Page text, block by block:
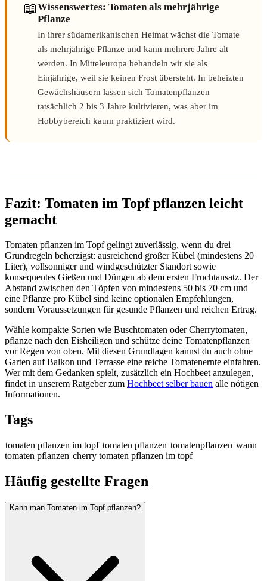
📖Wissenswertes: Tomaten als mehrjährige
Pflanze
In ihrer südamerikanischen Heimat wächst die Tomate
als mehrjährige Pflanze und kann mehrere Jahre alt
werden. In Mitteleuropa behandeln wir sie als
Einjährige, weil sie keinen Frost übersteht. In beheizten
Gewächshäusern lassen sich Tomatenpflanzen
tatsächlich 2 bis 3 Jahre kultivieren, was aber im
Hobbybereich kaum praktiziert wird.
Fazit: Tomaten im Topf pflanzen leicht
gemacht
Tomaten pflanzen im Topf gelingt zuverlässig, wenn du drei
Grundregeln beherzigst: ausreichend großer Kübel (mindestens 20
Liter), vollsonniger und windgeschützter Standort sowie
konsequentes Gießen und Düngen ab dem ersten Fruchtansatz. Der
Abstand zwischen den Töpfen von mindestens 50 bis 70 cm und
eine Pflanze pro Kübel sind keine optionalen Empfehlungen,
sondern Voraussetzungen für gesunde Pflanzen und reichen Ertrag.
Wähle kompakte Sorten wie Buschtomaten oder Cherrytomaten,
pflanze nach den Eisheiligen und schütze deine Tomatenpflanzen
vor Regen von oben. Mit diesen Grundlagen kannst du auch ohne
Garten auf Balkon und Terrasse eine reiche Tomatenernte einfahren.
Wer mit dem Gedanken spielt, zusätzlich ein Hochbeet anzulegen,
findet in unserem Ratgeber zum Hochbeet selber bauen alle nötigen
Informationen.
Tags
tomaten pflanzen im topf tomaten pflanzen tomatenpflanzen wann
tomaten pflanzen cherry tomaten pflanzen im topf
Häufig gestellte Fragen
Kann man Tomaten im Topf pflanzen?